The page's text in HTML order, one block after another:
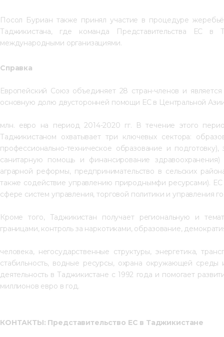
Посол Буриан также принял участие в процедуре
Таджикистана, где команда Представительства ЕС
международными организациями.
Справка
Европейский Союз объединяет 28 стран-членов и
основную долю двусторонней помощи ЕС в Центральной
млн. евро на период 2014-2020 гг. В течение этого
Таджикистаном охватывает три ключевых сектора:
профессионально-техническое образование и
санитарную помощь и финансирование
аграрной реформы, предпринимательство в сельских
также содействие управлению природнымфи ресурсами).
сфере систем управления, торговой политики и управления
Кроме того, Таджикистан получает региональную и
границами, контроль за наркотиками, образование,
человека, негосударственные структуры, энергетика,
стабильность, водные ресурсы, охрана окружающей
деятельность в Таджикистане с 1992 года и помогает
миллионов евро в год.
КОНТАКТЫ: Представительство ЕС в Таджикистане